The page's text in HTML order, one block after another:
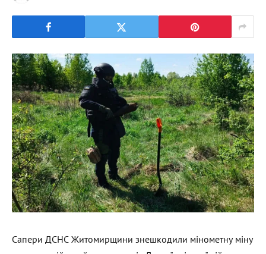
Сапери ДСНС Житомирщини знешкодили мінометну міну